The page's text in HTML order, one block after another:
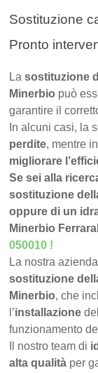
Sostituzione
Pronto
Lasostituzione
Minerbio può
garantire il
In alcuni casi, la
perdite, mentre
migliorare
Se sei alla
sostituzione
oppure di un
Minerbio
050010 !
La nostra
sostituzione
Minerbio, che
l’installazione
funzionamento
Il nostro team di
alta qualità per